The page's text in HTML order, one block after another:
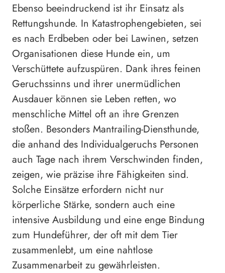
Ebenso beeindruckend ist ihr Einsatz als
Rettungshunde. In Katastrophengebieten, sei
es nach Erdbeben oder bei Lawinen, setzen
Organisationen diese Hunde ein, um
Verschüttete aufzuspüren. Dank ihres feinen
Geruchssinns und ihrer unermüdlichen
Ausdauer können sie Leben retten, wo
menschliche Mittel oft an ihre Grenzen
stoßen. Besonders Mantrailing-Diensthunde,
die anhand des Individualgeruchs Personen
auch Tage nach ihrem Verschwinden finden,
zeigen, wie präzise ihre Fähigkeiten sind.
Solche Einsätze erfordern nicht nur
körperliche Stärke, sondern auch eine
intensive Ausbildung und eine enge Bindung
zum Hundeführer, der oft mit dem Tier
zusammenlebt, um eine nahtlose
Zusammenarbeit zu gewährleisten.